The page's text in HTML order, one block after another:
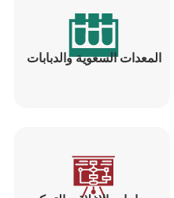
المعدات السعوية والدبابات